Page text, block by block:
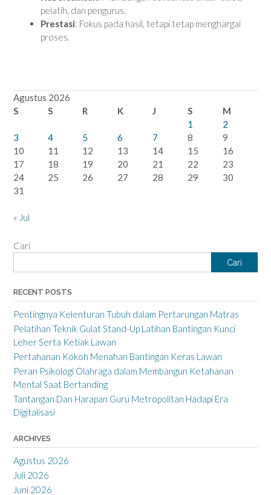
pelatih, dan pengurus.
Prestasi: Fokus pada hasil, tetapi tetap menghargai
proses.
Agustus 2026
S
S R K J S
M
1
2
3
4 5 6 7 8
9
10
11 12 13 14 15
16
17
18 19 20 21 22
23
24
25 26 27 28 29
30
31
« Jul
Cari
Cari
RECENT POSTS
Pentingnya Kelenturan Tubuh dalam Pertarungan Matras
Pelatihan Teknik Gulat Stand-Up Latihan Bantingan Kunci
Leher Serta Ketiak Lawan
Pertahanan Kokoh Menahan Bantingan Keras Lawan
Peran Psikologi Olahraga dalam Membangun Ketahanan
Mental Saat Bertanding
Tantangan Dan Harapan Guru Metropolitan Hadapi Era
Digitalisasi
ARCHIVES
Agustus 2026
Juli 2026
Juni 2026